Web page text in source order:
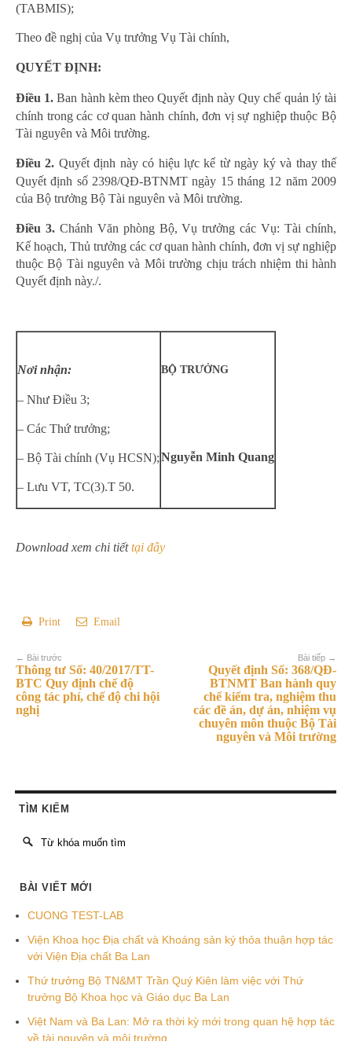
(TABMIS);
Theo đề nghị của Vụ trưởng Vụ Tài chính,
QUYẾT ĐỊNH:
Điều 1. Ban hành kèm theo Quyết định này Quy chế quản lý tài
chính trong các cơ quan hành chính, đơn vị sự nghiệp thuộc Bộ
Tài nguyên và Môi trường.
Điều 2. Quyết định này có hiệu lực kể từ ngày ký và thay thế
Quyết định số 2398/QĐ-BTNMT ngày 15 tháng 12 năm 2009
của Bộ trưởng Bộ Tài nguyên và Môi trường.
Điều 3.Chánh Văn phòng Bộ, Vụ trưởng các Vụ: Tài chính,
Kế hoạch, Thủ trưởng các cơ quan hành chính, đơn vị sự nghiệp
thuộc Bộ Tài nguyên và Môi trường chịu trách nhiệm thi hành
Quyết định này./.
Nơi nhận:
– Như Điều 3;
– Các Thứ trưởng;
– Bộ Tài chính (Vụ HCSN);
– Lưu VT, TC(3).T 50.
BỘ TRƯỞNG
Nguyễn Minh Quang
Download xem chi tiếttại đây
Print Email
Bài tiếp →
Quyết định Số: 368/QĐ-
BTNMT Ban hành quy
chế kiểm tra, nghiệm thu
các đề án, dự án, nhiệm vụ
chuyên môn thuộc Bộ Tài
nguyên và Môi trường
← Bài trước
Thông tư Số: 40/2017/TT-
BTC Quy định chế độ
công tác phí, chế độ chi hội
nghị
TÌM KIẾM
BÀI VIẾT MỚI
CUONG TEST-LAB
Viện Khoa học Địa chất và Khoáng sản ký thỏa thuận hợp tác
với Viện Địa chất Ba Lan
Thứ trưởng Bộ TN&MT Trần Quý Kiên làm việc với Thứ
trưởng Bộ Khoa học và Giáo dục Ba Lan
Việt Nam và Ba Lan: Mở ra thời kỳ mới trong quan hệ hợp tác
về tài nguyên và môi trường